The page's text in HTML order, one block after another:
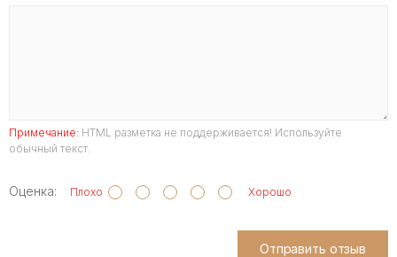
Примечание: HTML разметка не поддерживается! Используйте
обычный текст.
Оценка: Плохо Хорошо
Отправить отзыв